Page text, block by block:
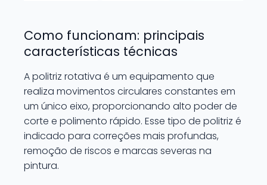
Como funcionam: principais
características técnicas
A politriz rotativa é um equipamento que
realiza movimentos circulares constantes em
um único eixo, proporcionando alto poder de
corte e polimento rápido. Esse tipo de politriz é
indicado para correções mais profundas,
remoção de riscos e marcas severas na
pintura.